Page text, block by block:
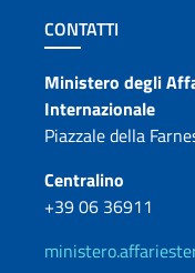
Sezione
CONTATTI
Contatti
Ministero degli
Internazionale
Piazzale della
Centralino
+39 06 36911